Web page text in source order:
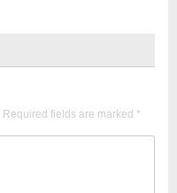
Required fields are marked *